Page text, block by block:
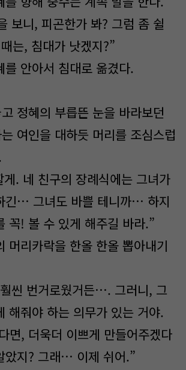
보니, 피곤한가 봐? 그럼 좀 쉴
는, 침대가 낫겠지?”
를 안아서 침대로 옮겼다.
정혜의 부릅뜬 눈을 바라보던
여인을 대하듯 머리를 조심스럽
게. 네 친구의 장례식에는 그녀가
긴… 그녀도 바쁠 테니까… 하지
꼭! 볼 수 있게 해주길 바라.”
머리카락을 한올 한올 뽑아내기
씬 번거로웠거든…. 그러니, 그
해줘야 하는 의무가 있는 거야.
면, 더욱더 이쁘게 만들어주겠다
았지? 그래… 이제 쉬어.”